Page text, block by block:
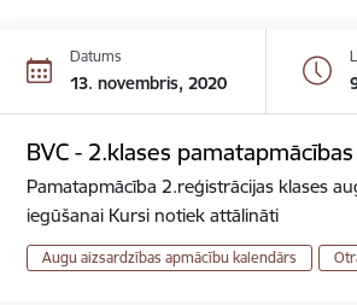
Datums
13. novembris, 2020
BVC - 2.klases pamatapmācības
Pamatapmācība 2.reģistrācijas klases
iegūšanai Kursi notiek attālināti
Augu aizsardzības apmācību kalendārs